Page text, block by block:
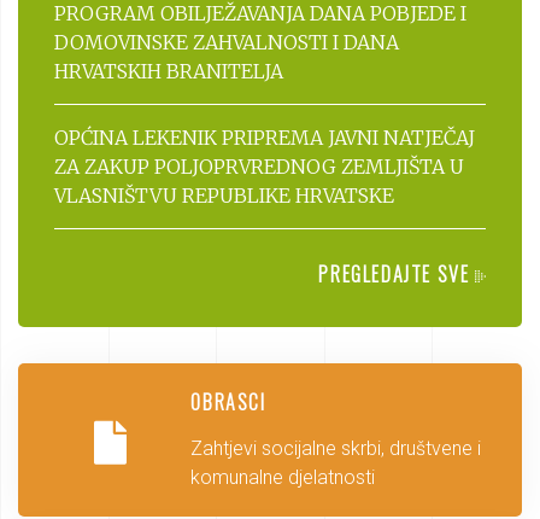
PROGRAM OBILJEŽAVANJA DANA POBJEDE I
DOMOVINSKE ZAHVALNOSTI I DANA
HRVATSKIH BRANITELJA
OPĆINA LEKENIK PRIPREMA JAVNI NATJEČAJ
ZA ZAKUP POLJOPRVREDNOG ZEMLJIŠTA U
VLASNIŠTVU REPUBLIKE HRVATSKE
PREGLEDAJTE SVE
OBRASCI
Zahtjevi socijalne skrbi, društvene i
komunalne djelatnosti